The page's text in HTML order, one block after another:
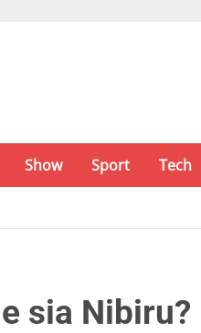
Show Sport Tech
sia Nibiru?